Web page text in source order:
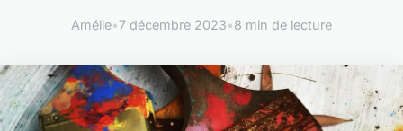
Amélie•7 décembre 2023•8 min de lecture